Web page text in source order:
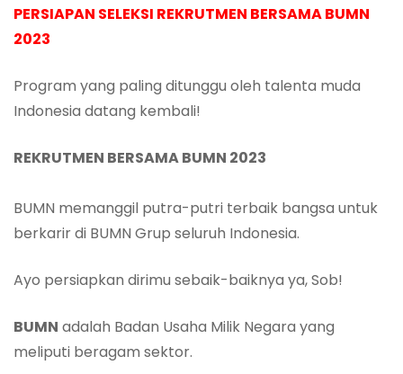
PERSIAPAN SELEKSI REKRUTMEN BERSAMA BUMN
2023
Program yang paling ditunggu oleh talenta muda
Indonesia datang kembali!
REKRUTMEN BERSAMA BUMN 2023
BUMN memanggil putra-putri terbaik bangsa untuk
berkarir di BUMN Grup seluruh Indonesia.
Ayo persiapkan dirimu sebaik-baiknya ya, Sob!
BUMN adalah Badan Usaha Milik Negara yang
meliputi beragam sektor.